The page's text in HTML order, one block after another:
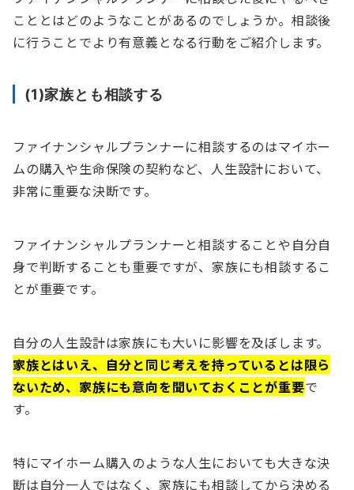
こととはどのようなことがあるのでしょうか。相談後
に行うことでより有意義となる行動をご紹介します。
(1)家族とも相談する
ファイナンシャルプランナーに相談するのはマイホー
ムの購入や生命保険の契約など、人生設計において、
非常に重要な決断です。
ファイナンシャルプランナーと相談することや自分自
身で判断することも重要ですが、家族にも相談するこ
とが重要です。
自分の人生設計は家族にも大いに影響を及ぼします。
家族とはいえ、自分と同じ考えを持っているとは限ら
ないため、家族にも意向を聞いておくことが重要で
す。
特にマイホーム購入のような人生においても大きな決
断は自分一人ではなく、家族にも相談してから決める